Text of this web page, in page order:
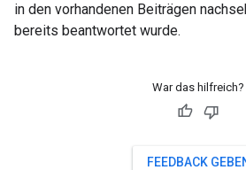
in den vorhandenen Beiträgen
bereits beantwortet wurde.
War das hilfreich?
FEEDBACK